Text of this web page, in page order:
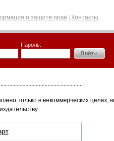
о защите прав Контакты
Пароль:
только в некоммерческих целях,